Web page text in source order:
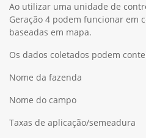
Ao utilizar uma unidade de
Geração 4 podem funcionar em
baseadas em mapa.
Os dados coletados podem
Nome da fazenda
Nome do campo
Taxas de aplicação/semeadura